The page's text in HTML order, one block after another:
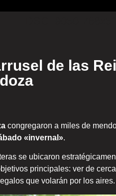
de las
congregaron a miles de
«invernal».
se ubicaron
principales: ver de
que volarán por los aires.